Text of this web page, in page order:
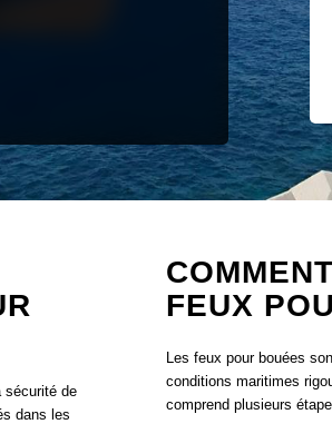
sécurité de
dans les
FEUX
Les feux pour bouées
conditions maritimes
comprend plusieurs